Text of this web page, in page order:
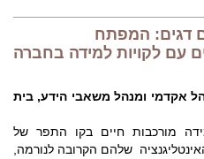
דגים: המפתח
עם לקויות למידה בחברה
אקדמי ומנהל משאבי הידע, בית
מורכבות חיים בקו התפר של
שלהם הקרובה לנורמה,